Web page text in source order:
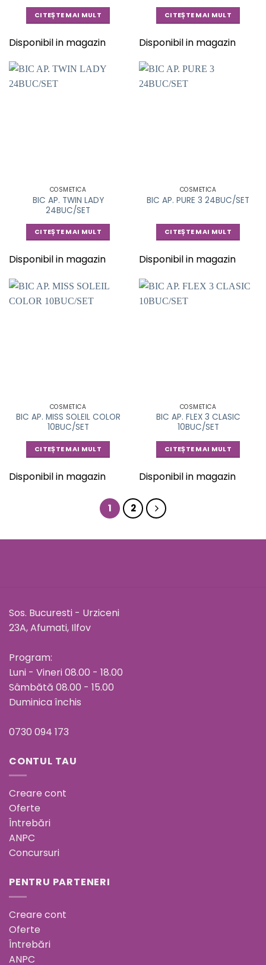
CITEȘTE MAI MULT
Disponibil in magazin
CITEȘTE MAI MULT
Disponibil in magazin
COSMETICA
BIC AP. TWIN LADY
24BUC/SET
CITEȘTE MAI MULT
Disponibil in magazin
COSMETICA
BIC AP. PURE 3 24BUC/SET
CITEȘTE MAI MULT
Disponibil in magazin
COSMETICA
BIC AP. MISS SOLEIL COLOR
10BUC/SET
CITEȘTE MAI MULT
Disponibil in magazin
COSMETICA
BIC AP. FLEX 3 CLASIC
10BUC/SET
CITEȘTE MAI MULT
Disponibil in magazin
1 2
Sos. Bucuresti - Urziceni
23A, Afumati, Ilfov
Program:
Luni - Vineri 08.00 - 18.00
Sâmbătă 08.00 - 15.00
Duminica închis
0730 094 173
CONTUL TAU
Creare cont
Oferte
Întrebări
ANPC
Concursuri
PENTRU PARTENERI
Creare cont
Oferte
Întrebări
ANPC